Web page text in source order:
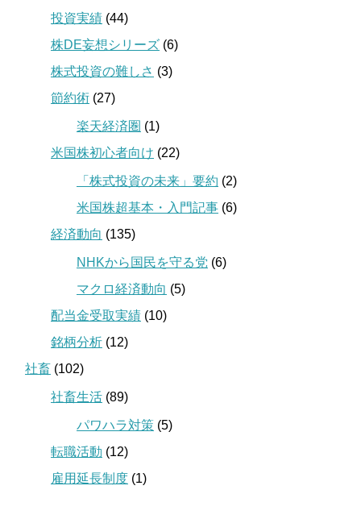
投資実績 (44)
株DE妄想シリーズ (6)
株式投資の難しさ (3)
節約術 (27)
楽天経済圏 (1)
米国株初心者向け (22)
「株式投資の未来」要約 (2)
米国株超基本・入門記事 (6)
経済動向 (135)
NHKから国民を守る党 (6)
マクロ経済動向 (5)
配当金受取実績 (10)
銘柄分析 (12)
社畜 (102)
社畜生活 (89)
パワハラ対策 (5)
転職活動 (12)
雇用延長制度 (1)